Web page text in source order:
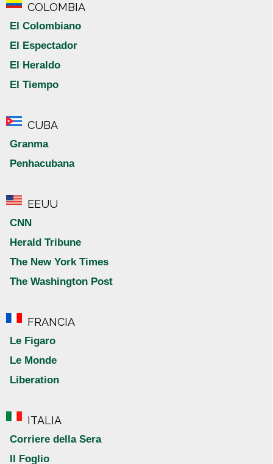
COLOMBIA
El Colombiano
El Espectador
El Heraldo
El Tiempo
CUBA
Granma
Penhacubana
EEUU
CNN
Herald Tribune
The New York Times
The Washington Post
FRANCIA
Le Figaro
Le Monde
Liberation
ITALIA
Corriere della Sera
Il Foglio